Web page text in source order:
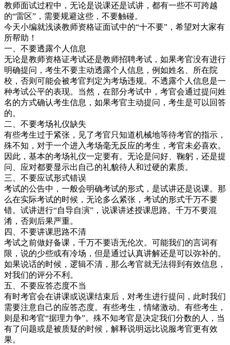
教师面试过程中，无论是说课还是试讲，都有一些不可跨越
的“雷区”，需要规避这些，不要触碰。
今天小编就浅谈教师资格证面试中的“十不要”，希望对大家有
所帮助！
一、不要透露个人信息
无论是教师资格证考试还是教师招聘考试，如果考官没有进行
明确提问，考生不要主动透露个人信息，例如姓名、所在院
校，否则可能会被考官判定为考场违规。不透露个人信息是一
种考试公平的表现。当然，在部分考试中，考官会通过提问姓
名的方式确认考生信息，如果考官主动提问，考生是可以回答
的。
二、不要考场礼仪缺失
有些考生过于紧张，见了考官只知道机械地等待考官的指示，
殊不知，对于一个进入考场毫无反应的考生，考官未必喜欢。
因此，基本的考场礼仪一定要有。无论是问好、鞠躬，还是提
问、应对都要显示出自己的礼貌待人和过硬的素质。
三、不要应试形式错误
考试的公告中，一般会明确考试的形式，是试讲还是说课。那
么在实际考试的时候，无论多么紧张，考试的形式千万不要
错。试讲进行“自导自演”，说课讲述授课思路。千万不要混
淆，否则后果严重。
四、不要讲课思路不清
考试之前做好备课，千万不要语无伦次。可能我们的言词有
限，说的少些或有冷场，但是通过认真讲解还是可以弥补的。
如果说话的时候，逻辑不清，那么考官就无法得到有效信息，
对我们的评分不利。
五、不要应答态度不当
有时考官会在讲课或说课结束后，对考生进行提问，此时我们
需要注意自己的应答态度。有些考生，情绪激动。有些考生，
则是和考官“据理力争”。殊不知考官是决定我们分数的人，当
有了问题或是被质疑的时候，解释说明远比说服考官更有效
果。